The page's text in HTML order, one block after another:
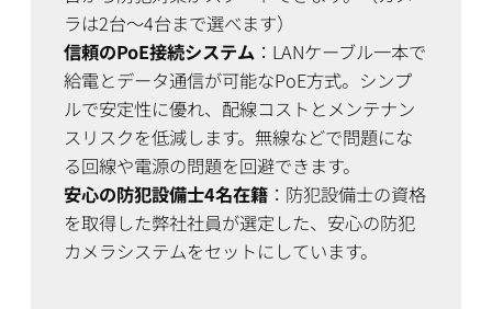
ラは2台〜4台まで選べます）
信頼のPoE接続システム ：LANケーブル一本で
給電とデータ通信が可能なPoE方式。シンプ
ルで安定性に優れ、配線コストとメンテナン
スリスクを低減します。無線などで問題にな
る回線や電源の問題を回避できます。
安心の防犯設備士4名在籍 ：防犯設備士の資格
を取得した弊社社員が選定した、安心の防犯
カメラシステムをセットにしています。